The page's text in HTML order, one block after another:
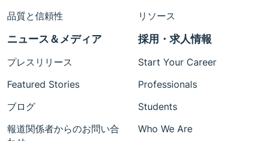
品質と信頼性
リソース
ニュース＆メディア
プレスリリース
Featured Stories
ブログ
報道関係者からのお問い合
採用・求人情報
Start Your Career
Professionals
Students
Who We Are